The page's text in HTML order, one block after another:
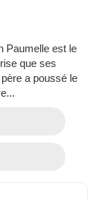
Paumelle est le
que ses
a poussé le